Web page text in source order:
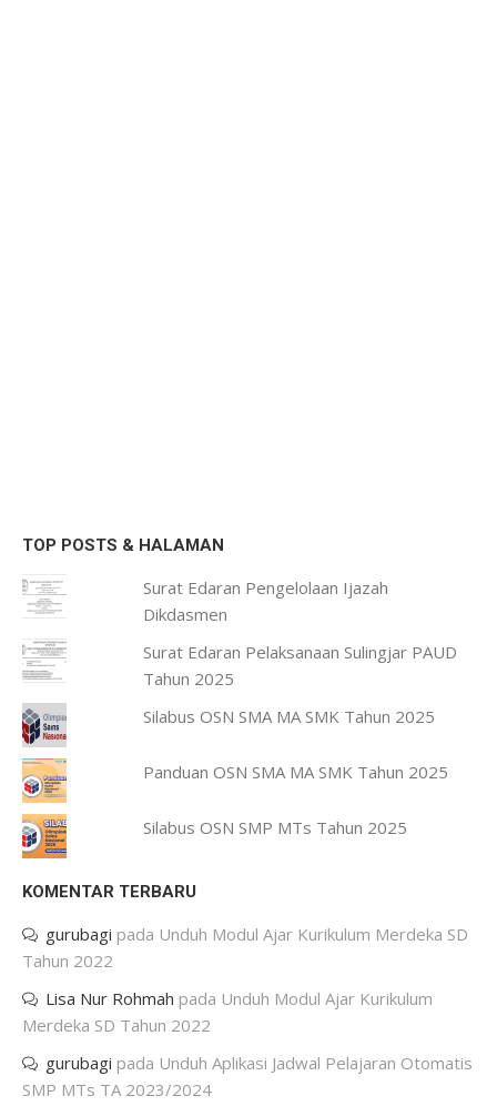
TOP POSTS & HALAMAN
Surat Edaran Pengelolaan Ijazah
Dikdasmen
Surat Edaran Pelaksanaan Sulingjar PAUD
Tahun 2025
Silabus OSN SMA MA SMK Tahun 2025
Panduan OSN SMA MA SMK Tahun 2025
Silabus OSN SMP MTs Tahun 2025
KOMENTAR TERBARU
gurubagi pada Unduh Modul Ajar Kurikulum Merdeka SD
Tahun 2022
Lisa Nur Rohmah pada Unduh Modul Ajar Kurikulum
Merdeka SD Tahun 2022
gurubagi pada Unduh Aplikasi Jadwal Pelajaran Otomatis
SMP MTs TA 2023/2024